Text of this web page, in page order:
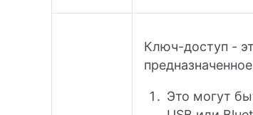
Ключ-доступ -
Это могут